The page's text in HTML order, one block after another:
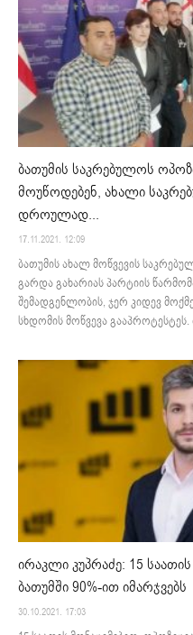
ბათუმის საკრებულოს
მოუწოდებენ, ახალი
დროულად...
17.11.2021. 12:09
ბათუმის ახალ მოწვევის
გარდა გახარიას პარტიის
შემადგენლობის, ჯერ კიდევ
სხდომის მოწვევა
ირაკლი კუპრაძე: 15
ბათუმში 90%-ით იმარჯვებს
30.10.2021. 17:03